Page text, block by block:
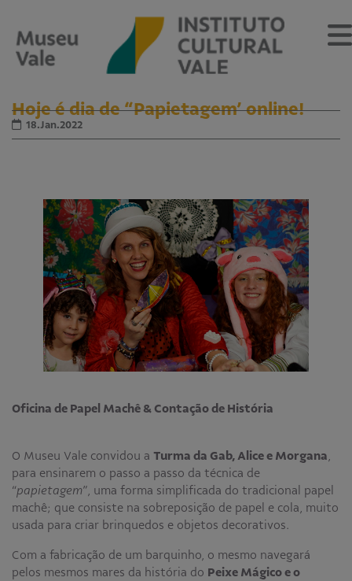
Museu Vale Extramuros
Sobre o Instituto Cultural Vale
Estrutura Organizacional
Centro de Memória
Programação
Notícias
Educativo
Workshops
Publicações
Editais
Fale conosco
Hoje é dia de “Papietagem’ online!
18.Jan.2022
Oficina de Papel Machê & Contação de História
O Museu Vale convidou a Turma da Gab, Alice e Morgana,
para ensinarem o passo a passo da técnica de
“papietagem”, uma forma simplificada do tradicional papel
machê; que consiste na sobreposição de papel e cola, muito
usada para criar brinquedos e objetos decorativos.
Com a fabricação de um barquinho, o mesmo navegará
pelos mesmos mares da história do Peixe Mágico e o